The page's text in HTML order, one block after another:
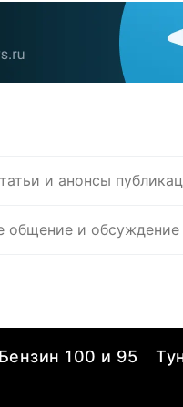
и анонсы
общение и обсуждение
Бензин 100 и 95